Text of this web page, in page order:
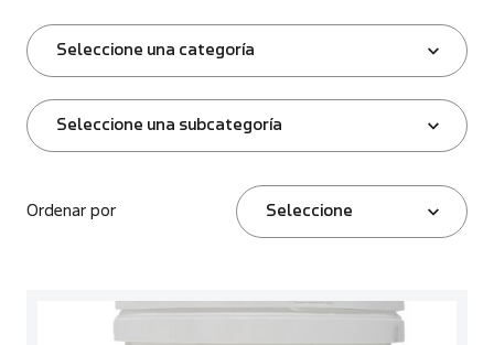
Seleccione una categoría
Seleccione una subcategoría
Ordenar por Seleccione